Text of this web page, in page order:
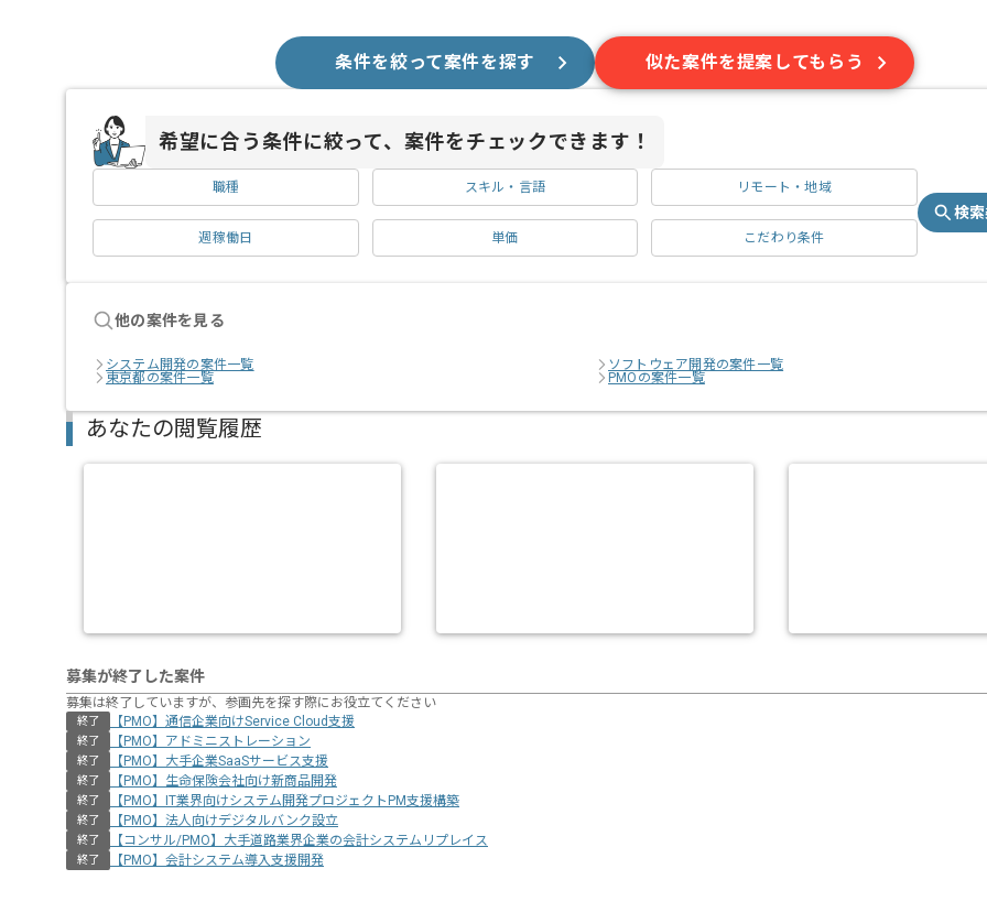
条件を絞って案件を探す 似た案件を提案してもらう
希望に合う条件に絞って、案件をチェックできます！
職種 スキル・言語 リモート・地域
週稼働日 単価 こだわり条件
検
他の案件を見る
システム開発の案件一覧
ソフトウェア開発の案件一覧
東京都の案件一覧
PMOの案件一覧
あなたの閲覧履歴
募集が終了した案件
募集は終了していますが、参画先を探す際にお役立てください
終了 【PMO】通信企業向けService Cloud支援
終了 【PMO】アドミニストレーション
終了 【PMO】大手企業SaaSサービス支援
終了 【PMO】生命保険会社向け新商品開発
終了 【PMO】IT業界向けシステム開発プロジェクトPM支援構築
終了 【PMO】法人向けデジタルバンク設立
終了 【コンサル/PMO】大手道路業界企業の会計システムリプレイス
終了 【PMO】会計システム導入支援開発